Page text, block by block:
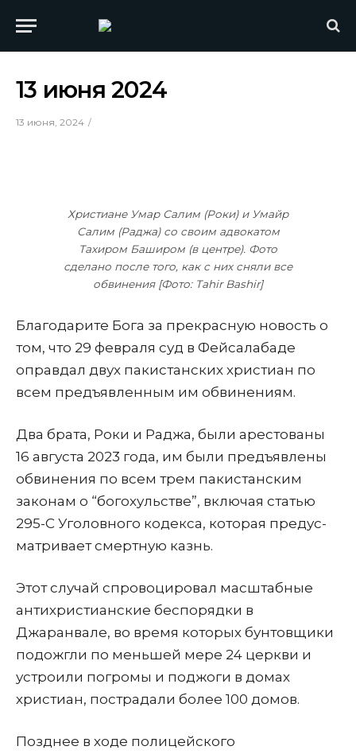
13 июня 2024
13 июня, 2024
Христиане Умар Салим (Роки) и Умайр
Салим (Раджа) со своим адвокатом
Тахиром Баширом (в центре). Фото
сделано после того, как с них сняли все
обвинения [Фото: Tahir Bashir]
Благодарите Бога за прекрасную новость о
том, что 29 февраля суд в Фейсалабаде
оправдал двух пакистанских христиан по
всем предъявленным им обвинениям.
Два брата, Роки и Раджа, были арестованы
16 августа 2023 года, им были предъявлены
обвинения по всем трем пакистанским
законам о “богохульстве”, включая статью
295-C Уголовного кодекса, которая предус­
матривает смертную казнь.
Этот случай спровоцировал масштабные
антихристианские беспорядки в
Джаранвале, во время которых бунтовщики
подожгли по меньшей мере 24 церкви и
устроили погромы и поджоги в домах
христиан, пострадали более 100 домов.
Позднее в ходе полицейского